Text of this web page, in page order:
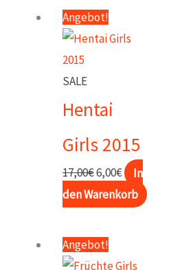
17,00€
Angebot!
SALE
Hentai
Girls 2015
17,00€Ursprünglicher
Preis
17,00€
6,00€Aktueller
Preis
In
den Warenkorb
Angebot!